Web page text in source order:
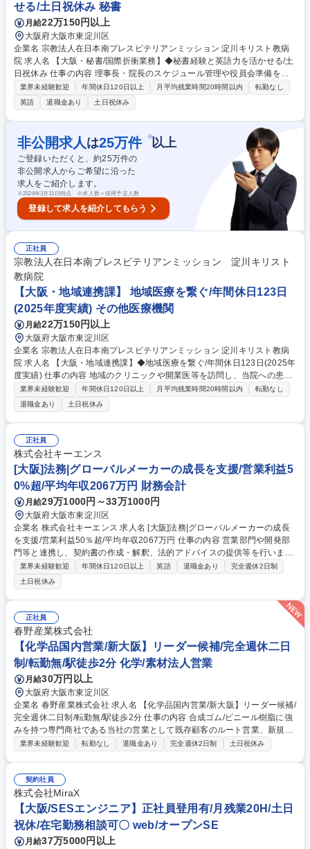
舗/空調完備
せる/土日祝休み 秘書
月給22万150円以上
大阪府大阪市東淀川区
企業名 宗教法人在日本南プレスビテリアンミッション 淀川キリスト教病
院 求人名 【大阪・秘書/国際折衝業務】◆秘書経験と英語力を活かせる/土
日祝休み 仕事の内容 理事長・院長のスケジュール管理や役員会準備をは
じめ、グローバルな国際交流業務をお任せします。病院の設立当初から海
外交流が盛んであり、創設母体や姉妹病院等交流の窓口となる役割も担い
ます。 【業務詳細】■秘書業務:スケジュール管理や役員会準備・幹部の環
境整備■国際折衝業務:法人アメリカ本部や姉妹病院との折衝、海外顧客・
外国人患者様への対応 【採用背景】既存メンバーの業務負担軽減へ向けた
増員採用です。 【★魅力】組織のトップを支える秘書業務に留まらず、英
語力を活かした海外との架け橋として多岐にわたり活躍が可能です。 募集
職種 【大阪・秘書/国際折衝業務】◆秘書経験と英語力を活かせる/土日祝
休み
業界未経験歓迎 年間休日120日以上 月平均残業時間20時間以内
転勤なし
英語
退職金あり 土日祝休み
非公開求人 は25万件 ※以上
ご登録いただくと、約25万件の
非公開求人からご希望に沿った
求人をご紹介します。
※2026年3月31日時点 ※求人数＝採用予定人数
登録して求人を紹介してもらう
正社員
宗教法人在日本南プレスビテリアンミッション 淀川キリスト
教病院
【大阪・地域連携課】 地域医療を繋ぐ/年間休日123日
(2025年度実績) その他医療機関
月給22万150円以上
大阪府大阪市東淀川区
企業名 宗教法人在日本南プレスビテリアンミッション 淀川キリスト教病
院 求人名 【大阪・地域連携課】◆地域医療を繋ぐ/年間休日123日(2025年
度実績) 仕事の内容 地域のクリニックや開業医等を訪問し、当院への患者
様紹介を促す「医療連携」強化(営業活動)をお任せいたします。医師との
同行営業や最新の医療機器・施設等の情報共有もおこない、地域医療を繋
ぐ役割です。 【業務詳細】■医師と同行したニーズ把握■新規開拓■既存訪
問■紹介患者様の情報共有■院内共有等 【採用背景】既存メンバーの業務
負担軽減、また新規・既存顧客との関係性強化へ向けた増員採用です。
【★魅力】病院の「顔」として地域医療のネットワークを築く重要な役割
です。病院内外の最新情報把握や共有・提案等をおこなっていただきま
す。 募集職種 【大阪・地域連携課】◆地域医療を繋ぐ/年間休日123日(20
25年度実績)
業界未経験歓迎 年間休日120日以上 月平均残業時間20時間以内
転勤なし
退職金あり
土日祝休み
正社員
株式会社キーエンス
[大阪]法務|グローバルメーカーの成長を支援/営業利益5
0%超/平均年収2067万円 財務会計
月給29万1000円～33万1000円
大阪府大阪市東淀川区
企業名 株式会社キーエンス 求人名 [大阪]法務|グローバルメーカーの成長
を支援/営業利益50％超/平均年収2067万円 仕事の内容 営業部門や開発部
門等と連携し、契約書の作成・解釈、法的アドバイスの提供等を行いま
す。海外売り上げが6割を超える中、法務部門は国内外の法的リスクを最
小限に抑えながらビジネスの成長を支えています。 ●各部門が締結する契
約内容の審査、作成（秘密保持契約、業務委託契約、ライセンス契約、利
用規約など） ●各部門からの法律相談、法務的助言や法的観点からのレビ
ュー ●海外の各現地法人の法務部門の支援 ●訴訟・係争対応 ＊まずは当社
のビジネスの仕組みを理解いただき、ゆくゆく、契約実務、法律相談、海
外現地法人の法務支援を担当頂きたいと考えています。 募集職種 [大阪]法
務|グローバルメーカーの成長を支援/営業利益50％超/平均年収2067万円
業界未経験歓迎 年間休日120日以上 英語 退職金あり
完全週休2日制
土日祝休み
正社員
春野産業株式会社
【化学品国内営業/新大阪】リーダー候補/完全週休二日
制/転勤無/駅徒歩2分 化学/素材法人営業
月給30万円以上
大阪府大阪市東淀川区
企業名 春野産業株式会社 求人名 【化学品国内営業/新大阪】リーダー候補/
完全週休二日制/転勤無/駅徒歩2分 仕事の内容 合成ゴム/ビニール樹脂に強
みを持つ専門商社である当社の営業として既存顧客のルート営業、新規顧
客開拓をお任せいたします。将来的なマネジメント候補として入社いただ
っていただきます。)★三井化学/三菱商事/積水化学工業/住友化学等、大手
取引も多数あります! 【働き方】取引先は大半が関西エリアの為、出張は
多くて月1～2回、日帰りもしくは一泊となります。直行直帰も可。弊社は
9時～17時15分までと労働時間が短く、働きやすい環境です！ 募集職種
【化学品国内営業/新大阪】リーダー候補/完全週休二日制/転勤無/駅徒歩2
分
業界未経験歓迎 転勤なし 退職金あり 完全週休2日制 土日祝休み
契約社員
株式会社MiraX
【大阪/SESエンジニア】正社員登用有/月残業20H/土日
祝休/在宅勤務相談可〇 web/オープンSE
月給37万5000円以上